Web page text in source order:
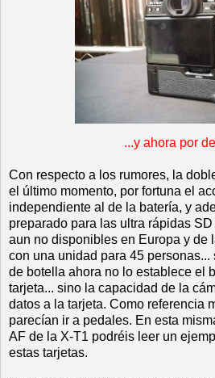
...y ahora por
Con respecto a los rumores, la
el último momento, por fortuna el
independiente al de la batería, y
preparado para las ultra rápidas
aun no disponibles en Europa y de
con una unidad para 45
de botella ahora no lo establece el
tarjeta... sino la capacidad de la
datos a la tarjeta. Como referencia
parecían ir a pedales. En esta
AF de la X-T1 podréis leer un
estas tarjetas.